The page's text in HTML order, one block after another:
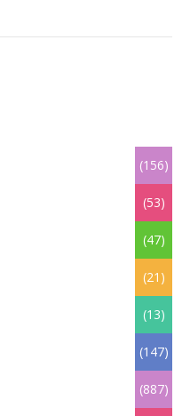
(156)
(53)
(47)
(21)
(13)
(147)
(887)